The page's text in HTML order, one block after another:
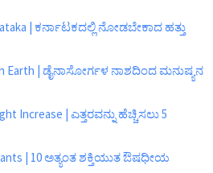
| ಕರ್ನಾಟಕದಲ್ಲಿ ನೋಡಬೇಕಾದ ಹತ್ತು
Earth | ಡೈನಾಸೋರ್ಗಳ ನಾಶದಿಂದ ಮನುಷ್ಯನ
Increase | ಎತ್ತರವನ್ನು ಹೆಚ್ಚಿಸಲು 5
| 10 ಅತ್ಯಂತ ಶಕ್ತಿಯುತ ಔಷಧೀಯ